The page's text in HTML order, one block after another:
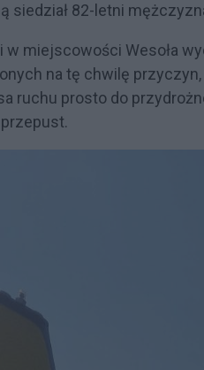
siedział 82-letni
w miejscowości Wesoła
na tę chwilę
ruchu prosto do